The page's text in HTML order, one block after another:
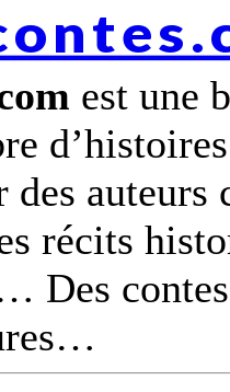
est une
des
récits
Des